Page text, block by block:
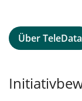
Über TeleData